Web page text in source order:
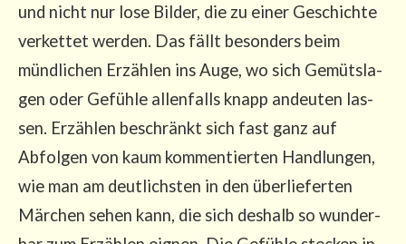
und nicht nur lose Bil­der, die zu einer Geschich­te
ver­ket­tet wer­den. Das fällt beson­ders beim
münd­li­chen Erzäh­len ins Auge, wo sich Gemüts­la­
gen oder Gefüh­le allen­falls knapp andeu­ten las­
sen. Erzäh­len beschränkt sich fast ganz auf
Abfol­gen von kaum kom­men­tier­ten Hand­lun­gen,
wie man am deut­lichs­ten in den über­lie­fer­ten
Mär­chen sehen kann, die sich des­halb so wun­der­